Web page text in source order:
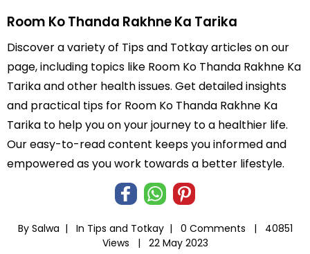
Room Ko Thanda Rakhne Ka Tarika
Discover a variety of Tips and Totkay articles on our
page, including topics like Room Ko Thanda Rakhne Ka
Tarika and other health issues. Get detailed insights
and practical tips for Room Ko Thanda Rakhne Ka
Tarika to help you on your journey to a healthier life.
Our easy-to-read content keeps you informed and
empowered as you work towards a better lifestyle.
By Salwa | In Tips and Totkay| 0 Comments |
40851
Views |
22 May 2023